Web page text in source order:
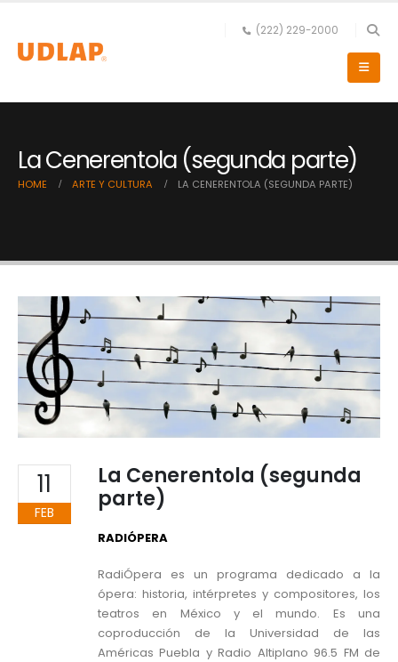
(222) 229-2000
La Cenerentola (segunda parte)
HOME ARTE Y CULTURA LA CENERENTOLA (SEGUNDA PARTE)
11
FEB
La Cenerentola (segunda
parte)
RADIÓPERA
RadiÓpera es un programa dedicado a la
ópera: historia, intérpretes y compositores, los
teatros en México y el mundo. Es una
coproducción de la Universidad de las
Américas Puebla y Radio Altiplano 96.5 FM de